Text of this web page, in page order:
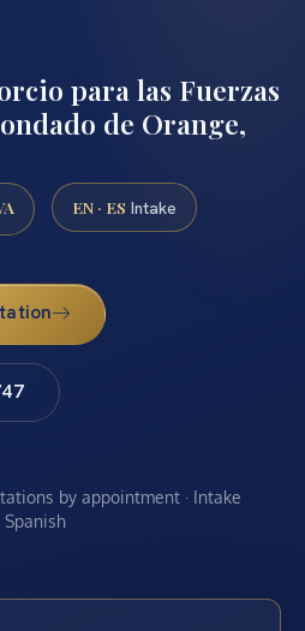
para las Fuerzas
de Orange,
EN · ES Intake
by appointment · Intake